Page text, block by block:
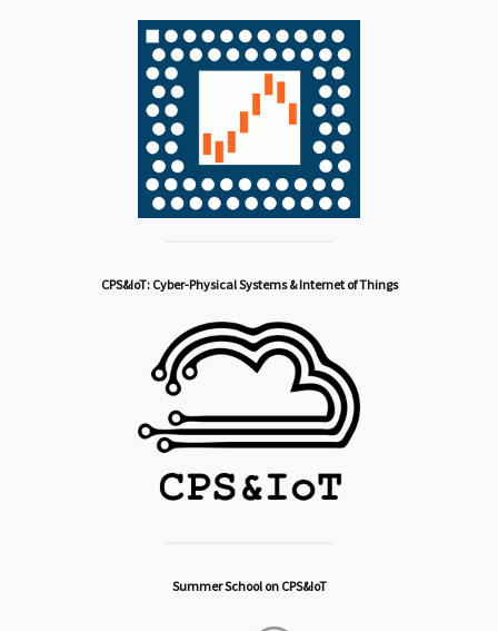
CPS&IoT: Cyber-Physical Systems & Internet of Things
Summer School on CPS&IoT